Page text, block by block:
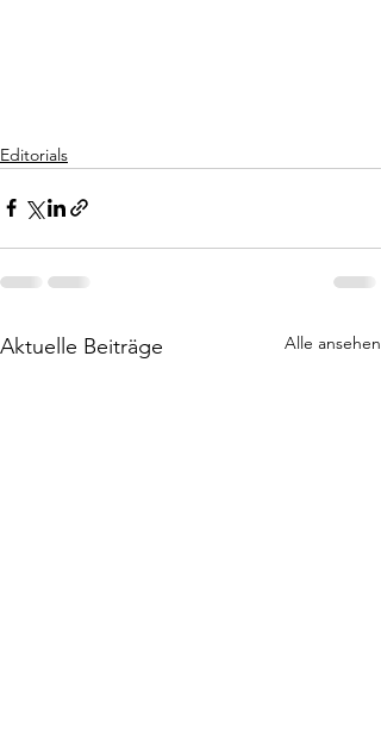
Editorials
Aktuelle Beiträge Alle ansehen